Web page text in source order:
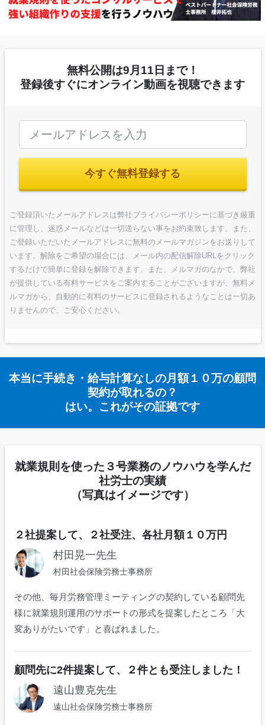
無料公開は9月11日まで！
登録後すぐにオンライン動画を視聴できます
今すぐ無料登録する
ご登録頂いたメールアドレスは弊社プライバシーポリシーに基づき厳重
に管理し、迷惑メールなどは一切送らない事をお約束致します。また、
ご登録いただいたメールアドレスに無料のメールマガジンをお送りして
います。解除をご希望の場合には、メール内の配信解除URLをクリック
するだけで簡単に登録を解除できます。また、メルマガのなかで、弊社
が提供している有料サービスをご案内することがございますが、無料メ
ルマガから、自動的に有料のサービスに登録されるようなことは一切あ
りませんので、ご安心ください。
本当に手続き・給与計算なしの月額１０万の顧問
契約が取れるの？
はい。これがその証拠です
就業規則を使った３号業務のノウハウを学んだ
社労士の実績
（写真はイメージです）
２社提案して、２社受注、各社月額１０万円
村田晃一先生
村田社会保険労務士事務所
その他、毎月労務管理ミーティングの契約している顧問先
様に就業規則運用のサポートの形式を提案したところ「大
変ありがたいです」と喜ばれました。
顧問先に2件提案して、２件とも受注しました！
遠山豊克先生
遠山社会保険労務士事務所